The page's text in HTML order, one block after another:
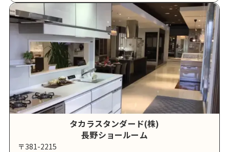
タカラスタンダード(株)
長野ショールーム
〒381-2215